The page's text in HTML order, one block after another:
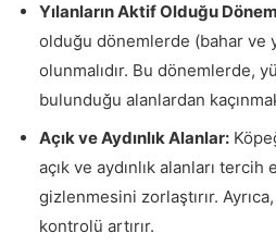
Yılanların Aktif Olduğu
olduğu dönemlerde (bahar ve
olunmalıdır. Bu dönemlerde,
bulunduğu alanlardan
Açık ve Aydınlık Alanlar:
açık ve aydınlık alanları tercih
gizlenmesini zorlaştırır.
kontrolü artırır.